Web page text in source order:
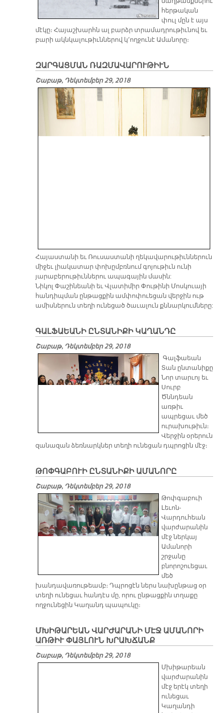
հերթական
փուլ մըն է այս
մէկը։ Հայաշխարհն ալ բարձր տրամադրութիւնով եւ
բարի ակնկալութիւններով կ՚ողջունէ Ամանորը։
ԶԱՐԳԱՑՄԱՆ ՌԱԶՄԱՎԱՐՈՒԹԻՒՆ
Շաբաթ, Դեկտեմբեր 29, 2018
Հայաստանի եւ Ռուսաստանի ղեկավարութիւններուն
միջեւ լիակատար փոխըմբռնում գոյութիւն ունի
յարաբերութիւններու ապագային մասին:
Նիկոլ Փաշինեանի եւ Վլատիմիր Փութինի Մոսկուայի
հանդիպման ընթացքին ամփոփուեցան վերջին ութ
ամիսներուն տեղի ունեցած ծաւալուն քննարկումները:
ԳԱԼՖԱԵԱՆԻ ԸՆՏԱՆԻՔԻ ԿԱՂԱՆԴԸ
Շաբաթ, Դեկտեմբեր 29, 2018
Գալֆաեան
Տան ընտանիքը
Նոր տարւոյ եւ
Սուրբ
Ծննդեան
առթիւ
ապրեցաւ մեծ
ուրախութիւն։
Վերջին օրերուն
զանազան ձեռնարկներ տեղի ունեցան դպրոցին մէջ։
ԹՈՓԳԱԲՈՒԻ ԸՆՏԱՆԻՔԻ ԱՄԱՆՈՐԸ
Շաբաթ, Դեկտեմբեր 29, 2018
Թոփգաբուի
Լեւոն-
Վարդուհեան
վարժարանին
մէջ ներկայ
Ամանորի
շրջանը
բնորոշուեցաւ
մեծ
խանդավառութեամբ։ Դպրոցէն ներս նախընթաց օր
տեղի ունեցաւ հանդէս մը, որու ընթացքին տղաքը
ողջունեցին Կաղանդ պապուկը։
ՄԽԻԹԱՐԵԱՆ ՎԱՐԺԱՐԱՆԻ ՄԷՋ ԱՄԱՆՈՐԻ
ԱՌԹԻՒ ՓԱՅԼՈՒՆ ԽՐԱԽՃԱՆՔ
Շաբաթ, Դեկտեմբեր 29, 2018
Մխիթարեան
վարժարանին
մէջ երէկ տեղի
ունեցաւ
Կաղանդի